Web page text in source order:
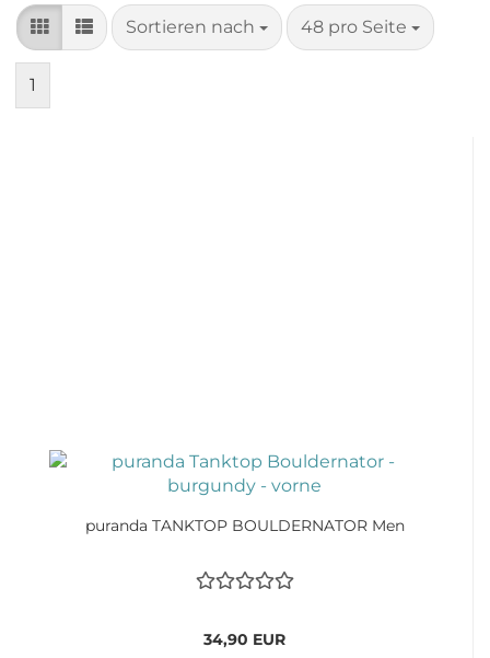
Sortieren nach
Sortieren nach 48 pro Seite
pro Seite
1
puranda TANKTOP BOULDERNATOR Men
34,90 EUR